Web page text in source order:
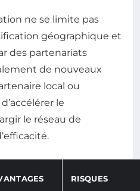
ne se limite pas
géographique et
des partenariats
de nouveaux
local ou
le
le réseau de
RISQUES